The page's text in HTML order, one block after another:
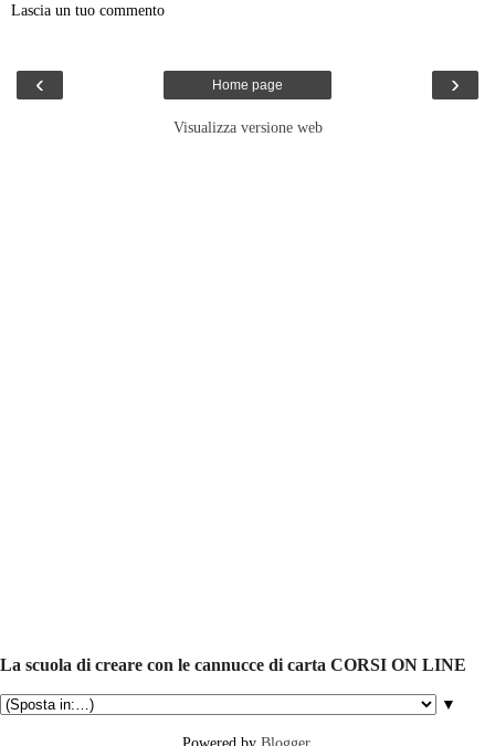
Lascia un tuo commento
‹ ›
Home page
Visualizza versione web
La scuola di creare con le cannucce di carta CORSI ON LINE
▼
Powered by Blogger.